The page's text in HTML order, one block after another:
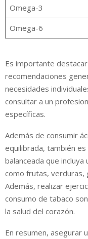
Omega-3
Omega-6
Es importante
recomendaciones
necesidades
consultar a un
específicas.
Además de consumir
equilibrada, también
balanceada que
como frutas, verduras,
Además, realizar
consumo de tabaco
la salud del corazón.
En resumen, asegurar